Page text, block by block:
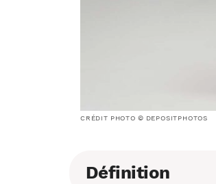
CRÉDIT PHOTO © DEPOSITPHOTOS
Définition